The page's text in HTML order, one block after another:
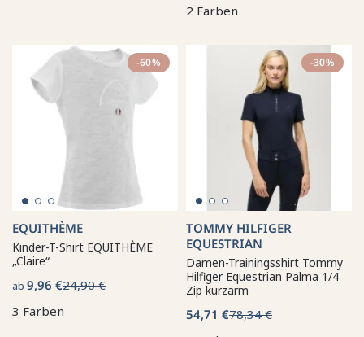
2 Farben
-60%
EQUITHÈME
Kinder-T-Shirt EQUITHÈME
„Claire“
ab 9,96 €24,90 €
3 Farben
-30%
TOMMY HILFIGER
EQUESTRIAN
Damen-Trainingsshirt Tommy
Hilfiger Equestrian Palma 1/4
Zip kurzarm
54,71 €78,34 €